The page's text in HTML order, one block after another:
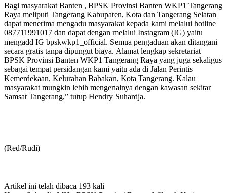
Bagi masyarakat Banten , BPSK Provinsi Banten WKP1 Tangerang
Raya meliputi Tangerang Kabupaten, Kota dan Tangerang Selatan
dapat menerima mengadu masyarakat kepada kami melalui hotline
087711991017 dan dapat dengan melalui Instagram (IG) yaitu
mengadd IG bpskwkp1_official. Semua pengaduan akan ditangani
secara gratis tanpa dipungut biaya. Alamat lengkap sekretariat
BPSK Provinsi Banten WKP1 Tangerang Raya yang juga sekaligus
sebagai tempat persidangan kami yaitu ada di Jalan Perintis
Kemerdekaan, Kelurahan Babakan, Kota Tangerang. Kalau
masyarakat mungkin lebih mengenalnya dengan kawasan sekitar
Samsat Tangerang,” tutup Hendry Suhardja.
(Red/Rudi)
Artikel ini telah dibaca 193 kali